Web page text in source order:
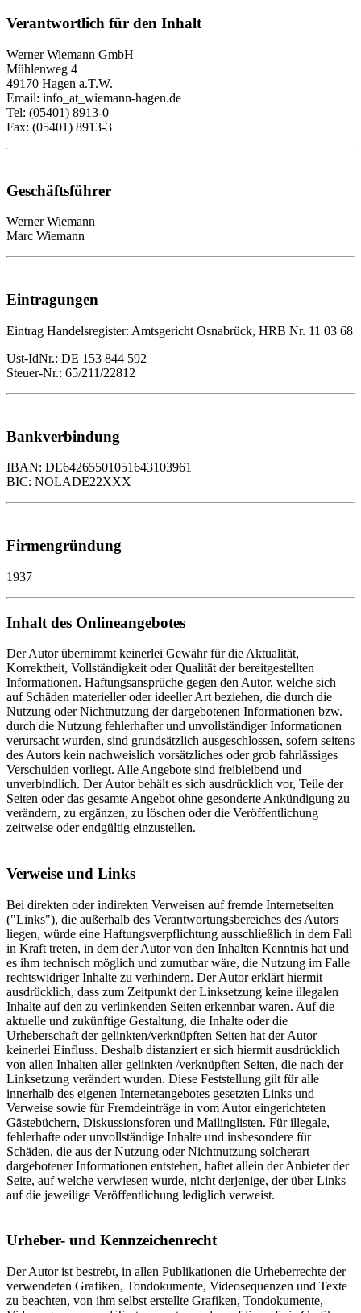
Verantwortlich für den Inhalt
Werner Wiemann GmbH
Mühlenweg 4
49170 Hagen a.T.W.
Email: info _at_ wiemann-hagen.de
Tel: (05401) 8913-0
Fax: (05401) 8913-3
Geschäftsführer
Werner Wiemann
Marc Wiemann
Eintragungen
Eintrag Handelsregister: Amtsgericht Osnabrück, HRB Nr. 11 03 68
Ust-IdNr.: DE 153 844 592
Steuer-Nr.: 65/211/22812
Bankverbindung
IBAN: DE64265501051643103961
BIC: NOLADE22XXX
Firmengründung
1937
Inhalt des Onlineangebotes
Der Autor übernimmt keinerlei Gewähr für die Aktualität,
Korrektheit, Vollständigkeit oder Qualität der bereitgestellten
Informationen. Haftungsansprüche gegen den Autor, welche sich
auf Schäden materieller oder ideeller Art beziehen, die durch die
Nutzung oder Nichtnutzung der dargebotenen Informationen bzw.
durch die Nutzung fehlerhafter und unvollständiger Informationen
verursacht wurden, sind grundsätzlich ausgeschlossen, sofern seitens
des Autors kein nachweislich vorsätzliches oder grob fahrlässiges
Verschulden vorliegt. Alle Angebote sind freibleibend und
unverbindlich. Der Autor behält es sich ausdrücklich vor, Teile der
Seiten oder das gesamte Angebot ohne gesonderte Ankündigung zu
verändern, zu ergänzen, zu löschen oder die Veröffentlichung
zeitweise oder endgültig einzustellen.
Verweise und Links
Bei direkten oder indirekten Verweisen auf fremde Internetseiten
("Links"), die außerhalb des Verantwortungsbereiches des Autors
liegen, würde eine Haftungsverpflichtung ausschließlich in dem Fall
in Kraft treten, in dem der Autor von den Inhalten Kenntnis hat und
es ihm technisch möglich und zumutbar wäre, die Nutzung im Falle
rechtswidriger Inhalte zu verhindern. Der Autor erklärt hiermit
ausdrücklich, dass zum Zeitpunkt der Linksetzung keine illegalen
Inhalte auf den zu verlinkenden Seiten erkennbar waren. Auf die
aktuelle und zukünftige Gestaltung, die Inhalte oder die
Urheberschaft der gelinkten/verknüpften Seiten hat der Autor
keinerlei Einfluss. Deshalb distanziert er sich hiermit ausdrücklich
von allen Inhalten aller gelinkten /verknüpften Seiten, die nach der
Linksetzung verändert wurden. Diese Feststellung gilt für alle
innerhalb des eigenen Internetangebotes gesetzten Links und
Verweise sowie für Fremdeinträge in vom Autor eingerichteten
Gästebüchern, Diskussionsforen und Mailinglisten. Für illegale,
fehlerhafte oder unvollständige Inhalte und insbesondere für
Schäden, die aus der Nutzung oder Nichtnutzung solcherart
dargebotener Informationen entstehen, haftet allein der Anbieter der
Seite, auf welche verwiesen wurde, nicht derjenige, der über Links
auf die jeweilige Veröffentlichung lediglich verweist.
Urheber- und Kennzeichenrecht
Der Autor ist bestrebt, in allen Publikationen die Urheberrechte der
verwendeten Grafiken, Tondokumente, Videosequenzen und Texte
zu beachten, von ihm selbst erstellte Grafiken, Tondokumente,